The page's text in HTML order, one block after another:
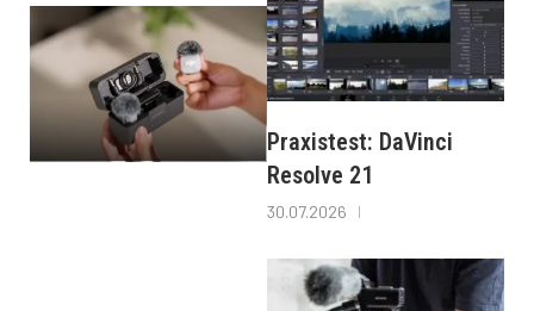
Praxistest: DaVinci
Resolve 21
30.07.2026